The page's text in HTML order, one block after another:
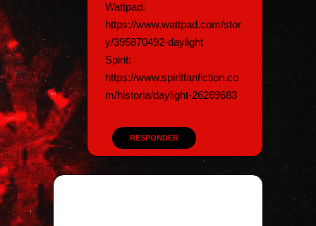
Wattpad:
https://www.wattpad.com/stor
y/395870492-daylight
Spirit:
https://www.spiritfanfiction.co
m/historia/daylight-26269683
RESPONDER